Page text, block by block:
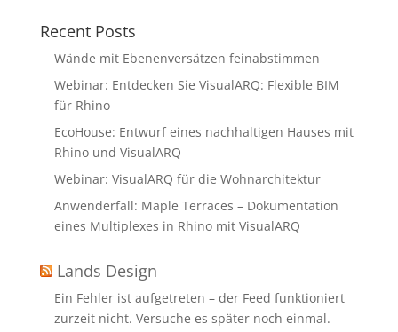
Recent Posts
Wände mit Ebenenversätzen feinabstimmen
Webinar: Entdecken Sie VisualARQ: Flexible BIM
für Rhino
EcoHouse: Entwurf eines nachhaltigen Hauses mit
Rhino und VisualARQ
Webinar: VisualARQ für die Wohnarchitektur
Anwenderfall: Maple Terraces – Dokumentation
eines Multiplexes in Rhino mit VisualARQ
Lands Design
Ein Fehler ist aufgetreten – der Feed funktioniert
zurzeit nicht. Versuche es später noch einmal.